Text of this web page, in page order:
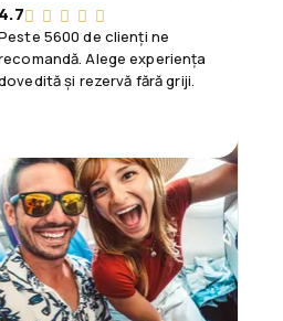
4.7
5600 de clienți ne
Alege experiența
și rezervă fără griji.